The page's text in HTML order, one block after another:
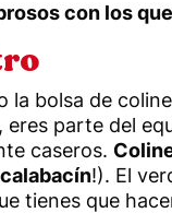
con los
la bolsa de
parte del
caseros.
calabacín!). El
tienes que